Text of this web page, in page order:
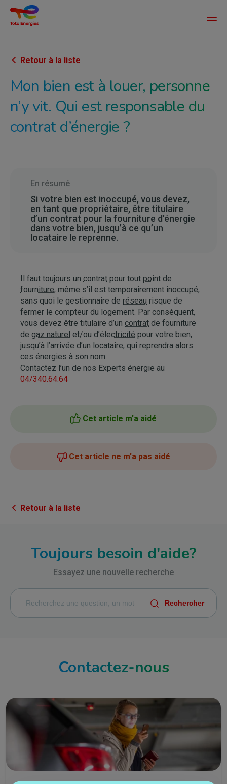
contenu
Main
Retour à la liste
Mon bien est à louer, personne
n’y vit. Qui est responsable du
contrat d’énergie ?
En résumé
Si votre bien est inoccupé, vous devez,
en tant que propriétaire, être titulaire
d’un contrat pour la fourniture d’énergie
dans votre bien, jusqu’à ce qu’un
locataire le reprenne.
Il faut toujours un contrat pour tout point de
fourniture, même s’il est temporairement inoccupé,
sans quoi le gestionnaire de réseau risque de
fermer le compteur du logement. Par conséquent,
vous devez être titulaire d’un contrat de fourniture
de gaz naturel et/ou d’électricité pour votre bien,
jusqu’à l’arrivée d’un locataire, qui reprendra alors
ces énergies à son nom.
Contactez l’un de nos Experts énergie au
04/340.64.64
Cet article m'a aidé
Cet article ne m'a pas aidé
Retour à la liste
Toujours besoin d'aide?
Essayez une nouvelle recherche
Contactez-nous